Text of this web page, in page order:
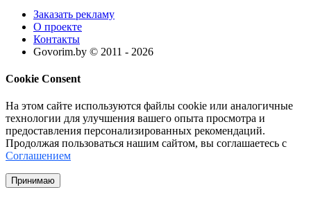
Заказать рекламу
О проекте
Контакты
Govorim.by © 2011 - 2026
Cookie Consent
На этом сайте используются файлы cookie или аналогичные
технологии для улучшения вашего опыта просмотра и
предоставления персонализированных рекомендаций.
Продолжая пользоваться нашим сайтом, вы соглашаетесь с
Соглашением
Принимаю